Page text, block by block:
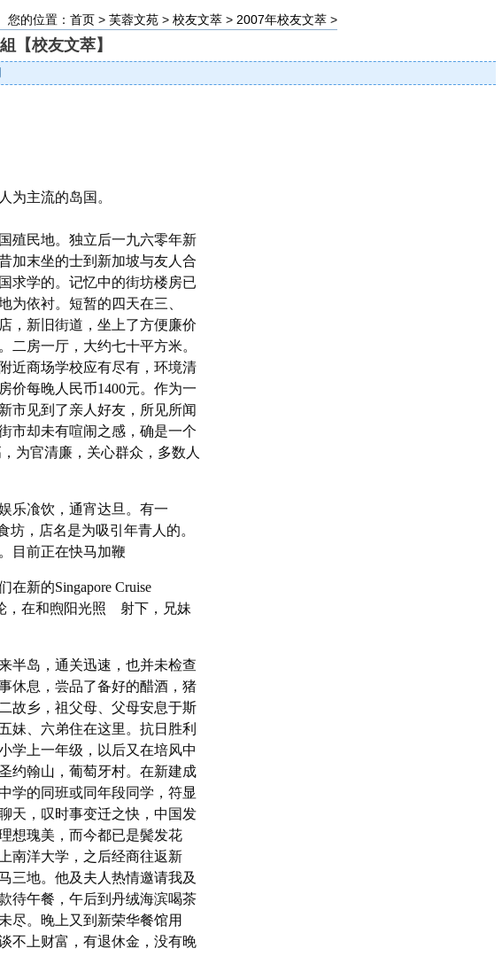
您的位置：首页 >芙蓉文苑 >校友文萃 > 2007年校友文萃 >
【校友文萃】
为主流的岛国。
殖民地。独立后一九六零年新
加末坐的士到新加坡与友人合
求学的。记忆中的街坊楼房已
为依衬。短暂的四天在三、
，新旧街道，坐上了方便廉价
二房一厅，大约七十平方米。
近商场学校应有尽有，环境清
价每晚人民币1400元。作为一
市见到了亲人好友，所见所闻
市却未有喧闹之感，确是一个
为官清廉，关心群众，多数人
乐飡饮，通宵达旦。有一
坊，店名是为吸引年青人的。
目前正在快马加鞭
新的Singapore Cruise
，在和煦阳光照 射下，兄妹
半岛，通关迅速，也并未检查
休息，尝品了备好的醋酒，猪
故乡，祖父母、父母安息于斯
妹、六弟住在这里。抗日胜利
学上一年级，以后又在培风中
约翰山，葡萄牙村。在新建成
学的同班或同年段同学，符显
天，叹时事变迁之快，中国发
想瑰美，而今都已是鬓发花
南洋大学，之后经商往返新
三地。他及夫人热情邀请我及
待午餐，午后到丹绒海滨喝茶
尽。晚上又到新荣华餐馆用
不上财富，有退休金，没有晚